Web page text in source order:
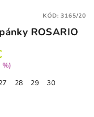
ROSARIO
%)
28 29
30
KÓD:3165/20